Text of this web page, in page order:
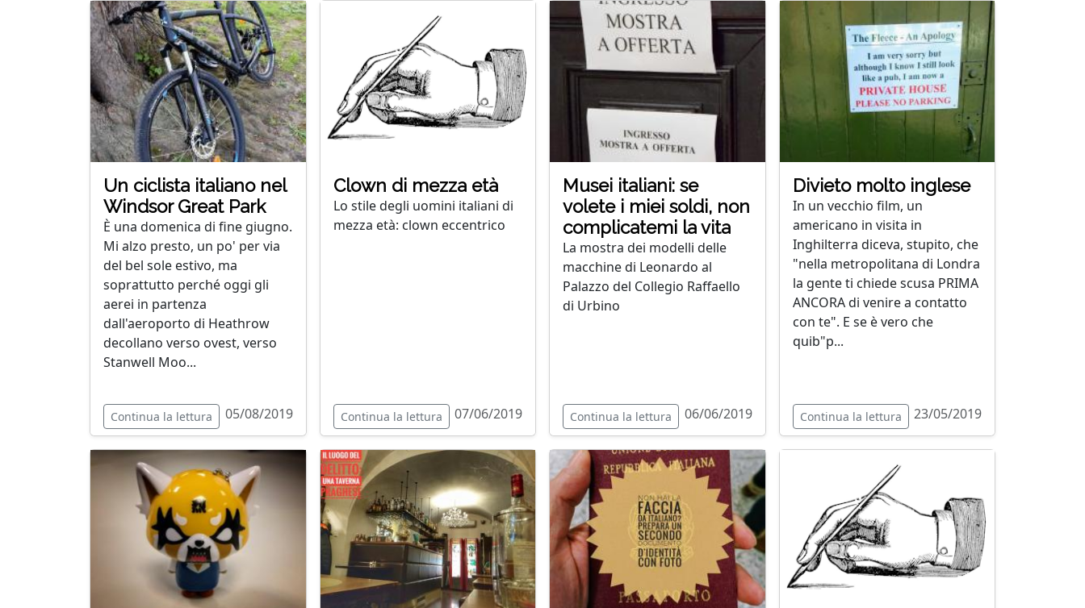
Un ciclista italiano nel
Windsor Great Park
È una domenica di fine giugno.
Mi alzo presto, un po' per via
del bel sole estivo, ma
soprattutto perché oggi gli
aerei in partenza
dall'aeroporto di Heathrow
decollano verso ovest, verso
Stanwell Moo...
Continua la lettura 05/08/2019
Clown di mezza età
Lo stile degli uomini italiani di
mezza età: clown eccentrico
Continua la lettura 07/06/2019
Musei italiani: se
volete i miei soldi, non
complicatemi la vita
La mostra dei modelli delle
macchine di Leonardo al
Palazzo del Collegio Raffaello
di Urbino
Continua la lettura 06/06/2019
Divieto molto inglese
In un vecchio film, un
americano in visita in
Inghilterra diceva, stupito, che
"nella metropolitana di Londra
la gente ti chiede scusa PRIMA
ANCORA di venire a contatto
con te". E se è vero che
quib"p...
Continua la lettura 23/05/2019